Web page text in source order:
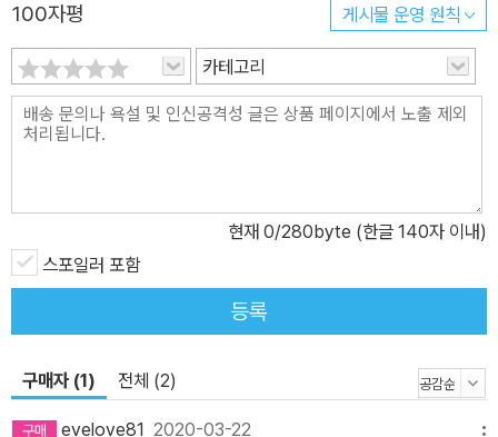
활에서 마찰을 겪는 아이(「딱지를 사랑한 지구인」), 성폭력 방관자라
는 죄책감을 안고 살아가는 아이(「박하의 계절」) 등 정신적·육체적으
로 괴로움을 겪는 청소년들의 일상은 매우 위태롭다. 왜 우리는 폭력
에 익숙해져서 그것이 폭력인지도 모르게 되었을까? 복잡하게 얽혀
있는 억압의 소용돌이에서 여섯 편의 단편 속 아이들이 보여 주는 담
살아가게 하는 건 다름 아닌, ‘사랑’ 아버지로 인해 상처 받고, 어머니
에게서도 보호자로서의 책임을 기대할 수 없는 상황 속에서 충휘가
마음을 다잡을 수 있었던 건 사서 선생님이 쥐어 주었던 반창고 하나
덕분이었다. 비싼 새 옷을 살 수도 없고, 그렇다고 멋진 남자친구와 데
위안을 얻은 건 차갑게 식은 돼지 곱창에서 가족을 위해 휴일도 없이
100자평 게시물 운영 원칙
카테고리
현재 0/280byte (한글 140자 이내)
스포일러 포함
등록
구매자 (1) 전체 (2)
evelove81 2020-03-22